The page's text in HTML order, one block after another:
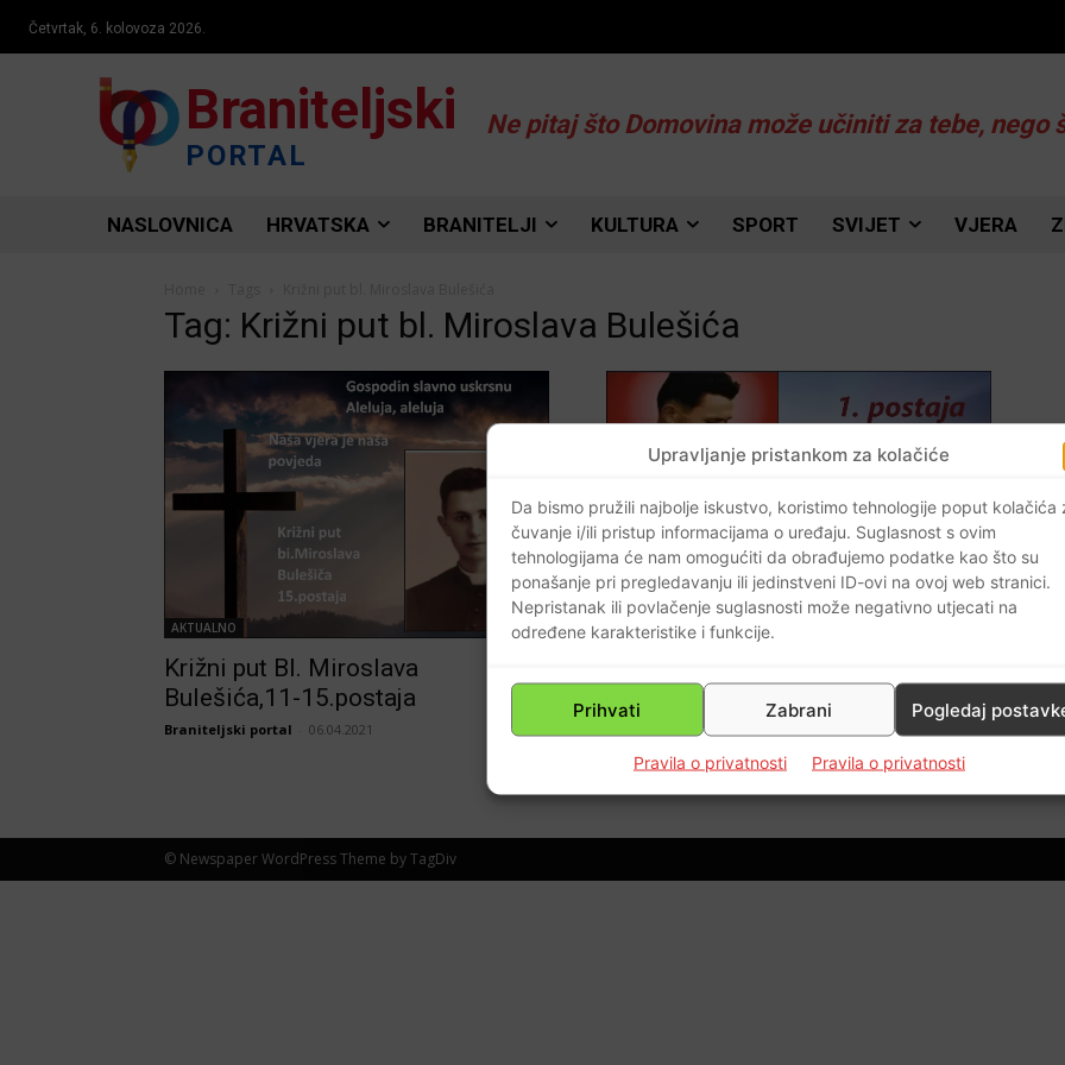
Upravljanje pristankom za kolačiće
Da bismo pružili najbolje iskustvo, koristimo tehnologije poput kolačića
čuvanje i/ili pristup informacijama o uređaju. Suglasnost s ovim
tehnologijama će nam omogućiti da obrađujemo podatke kao što su
ponašanje pri pregledavanju ili jedinstveni ID-ovi na ovoj web stranici.
Nepristanak ili povlačenje suglasnosti može negativno utjecati na
određene karakteristike i funkcije.
Prihvati Zabrani Pogledaj
Pravila o privatnosti Pravila o privatnosti
Četvrtak, 6. kolovoza 2026.
Braniteljski
PORTAL
Ne pitaj što Domovina može učiniti za tebe, nego
NASLOVNICA HRVATSKA BRANITELJI KULTURA SPORT SVIJET VJERA
Tag: Križni put bl. Miroslava Bulešića
AKTUALNO
Križni put Bl. Miroslava
Bulešića,11-15.postaja
Braniteljski portal 06.04.2021
AKTUALNO
1.postaja
Braniteljski portal 13.03.2021 0
© Newspaper WordPress Theme by TagDiv